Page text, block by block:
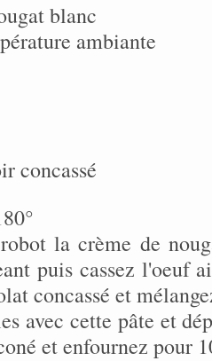
blanc
ambiante
concassé
la crème de
puis cassez l'oeuf
concassé et
avec cette pâte et
et enfournez pour